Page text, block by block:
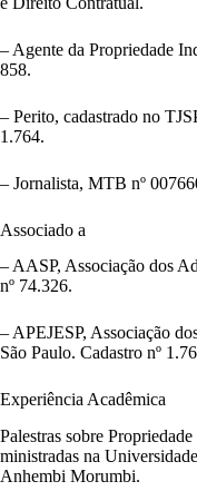
– Agente da Propriedade
858.
– Perito, cadastrado no
1.764.
– Jornalista, MTB nº
Associado a
– AASP, Associação dos
nº 74.326.
– APEJESP, Associação
São Paulo. Cadastro nº
Experiência Acadêmica
Palestras sobre
ministradas na
Anhembi Morumbi.